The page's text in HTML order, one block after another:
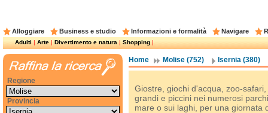
Alloggiare Business e studio Informazioni e formalità Navigare
Adulti|Arte|Divertimento e natura|Shopping|
Home Molise (752) Isernia (380)
Giostre, giochi d'acqua, zoo-
grandi e piccini nei numerosi
mare o sui laghi, per una giornata
Regione
Provincia